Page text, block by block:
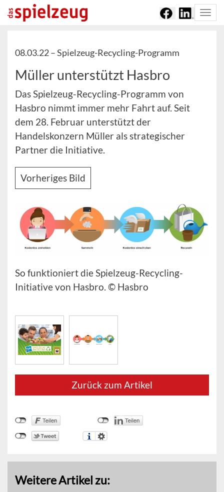
08.03.22 –Spielzeug-Recycling-Programm
Müller unterstützt Hasbro
Das Spielzeug-Recycling-Programm von
Hasbro nimmt immer mehr Fahrt auf. Seit
dem 28. Februar unterstützt der
Handelskonzern Müller als strategischer
Partner die Initiative.
Vorheriges Bild
So funktioniert die Spielzeug-Recycling-
Initiative von Hasbro. © Hasbro
Zurück zum Artikel
Weitere Artikel zu: